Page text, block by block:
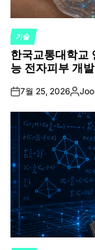
POSTED
IN
기술
한국교통대학교
능 전자피부 개발
on7월 25, 2026Posted